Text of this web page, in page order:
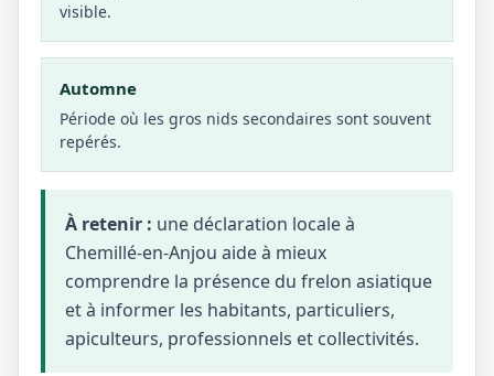
visible.
Automne
Période où les gros nids secondaires sont souvent
repérés.
À retenir : une déclaration locale à
Chemillé-en-Anjou aide à mieux
comprendre la présence du frelon asiatique
et à informer les habitants, particuliers,
apiculteurs, professionnels et collectivités.